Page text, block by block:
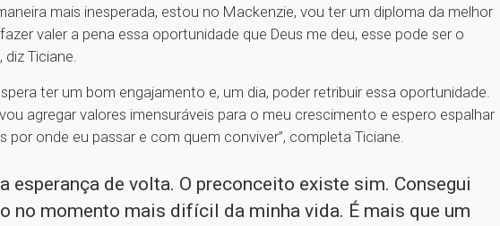
mais inesperada, estou no Mackenzie, vou ter um diploma da melhor
valer a pena essa oportunidade que Deus me deu, esse pode ser o
diz Ticiane.
ter um bom engajamento e, um dia, poder retribuir essa oportunidade.
agregar valores imensuráveis para o meu crescimento e espero espalhar
por onde eu passar e com quem conviver”, completa Ticiane.
esperança de volta. O preconceito existe sim. Consegui
no momento mais difícil da minha vida. É mais que um